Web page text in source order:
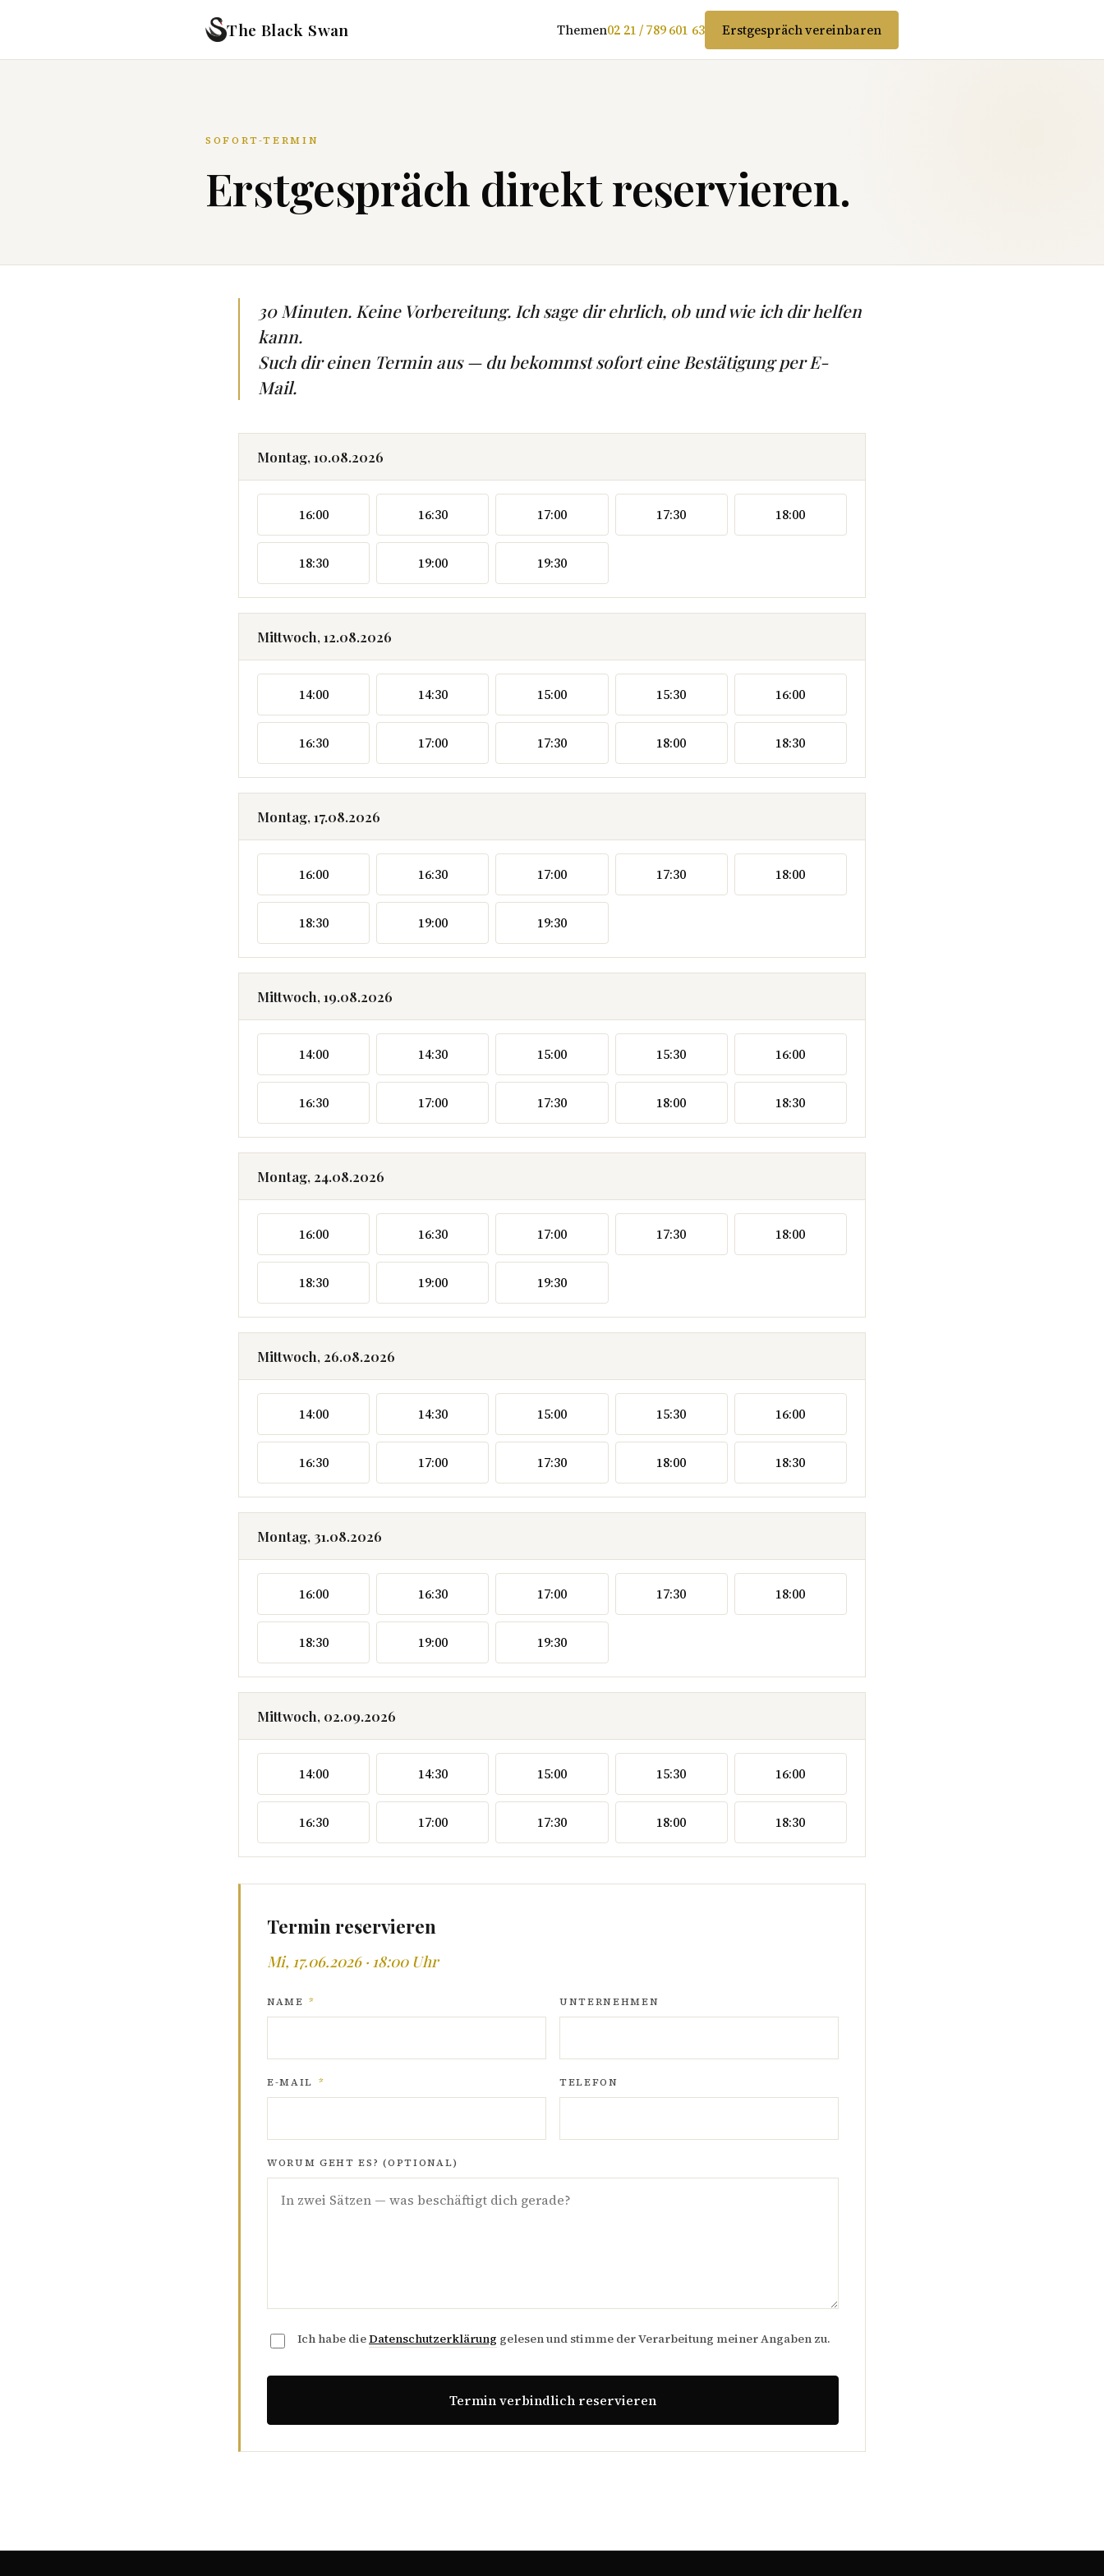
The Black Swan Themen02 21 / 789 601 63 Erstgespräch vereinbaren
SOFORT-TERMIN
Erstgespräch direkt reservieren.
30 Minuten. Keine Vorbereitung. Ich sage dir ehrlich, ob und wie ich dir helfen
kann.
Such dir einen Termin aus — du bekommst sofort eine Bestätigung per E-
Mail.
Montag, 10.08.2026
16:00 16:30 17:00 17:30 18:00
18:30 19:00 19:30
Mittwoch, 12.08.2026
14:00 14:30 15:00 15:30 16:00
16:30 17:00 17:30 18:00 18:30
Montag, 17.08.2026
16:00 16:30 17:00 17:30 18:00
18:30 19:00 19:30
Mittwoch, 19.08.2026
14:00 14:30 15:00 15:30 16:00
16:30 17:00 17:30 18:00 18:30
Montag, 24.08.2026
16:00 16:30 17:00 17:30 18:00
18:30 19:00 19:30
Mittwoch, 26.08.2026
14:00 14:30 15:00 15:30 16:00
16:30 17:00 17:30 18:00 18:30
Montag, 31.08.2026
16:00 16:30 17:00 17:30 18:00
18:30 19:00 19:30
Mittwoch, 02.09.2026
14:00 14:30 15:00 15:30 16:00
16:30 17:00 17:30 18:00 18:30
Termin reservieren
Mi, 17.06.2026 · 18:00 Uhr
NAME * UNTERNEHMEN
E-MAIL * TELEFON
WORUM GEHT ES? (OPTIONAL)
Ich habe dieDatenschutzerklärung gelesen und stimme der Verarbeitung meiner Angaben zu.
Termin verbindlich reservieren